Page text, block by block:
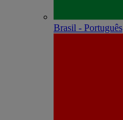
Brasil - Português